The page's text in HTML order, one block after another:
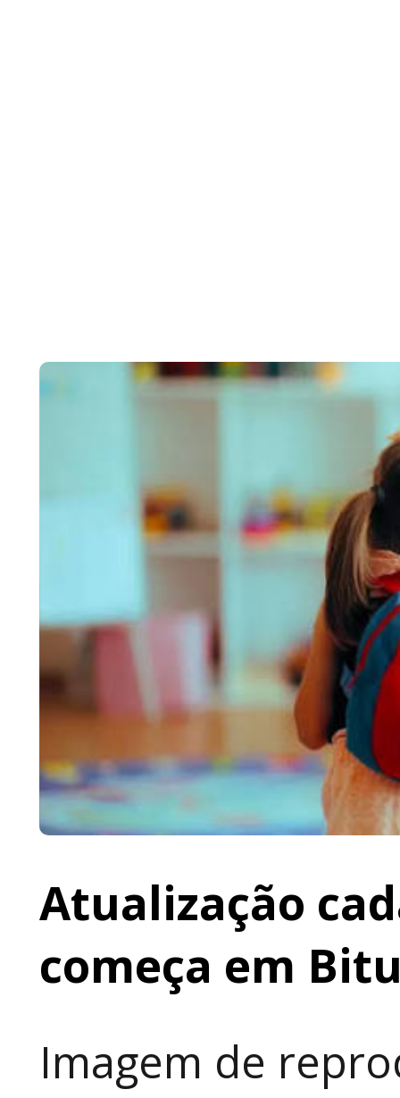
Atualização
começa em
Imagem de